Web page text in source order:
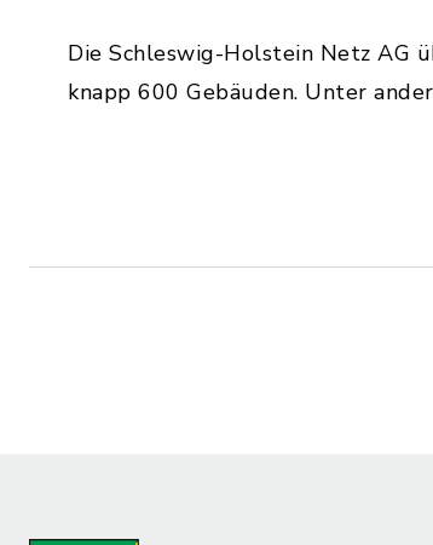
Die Schleswig-Holstein Netz AG
knapp 600 Gebäuden. Unter